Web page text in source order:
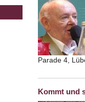
Parade 4,
Kommt und